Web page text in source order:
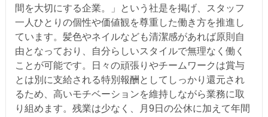
間を大切にする企業。」という社是を掲げ、スタッフ
一人ひとりの個性や価値観を尊重した働き方を推進し
ています。髪色やネイルなども清潔感があれば原則自
由となっており、自分らしいスタイルで無理なく働く
ことが可能です。日々の頑張りやチームワークは賞与
とは別に支給される特別報酬としてしっかり還元され
るため、高いモチベーションを維持しながら業務に取
り組めます。残業は少なく、月9日の公休に加えて年間